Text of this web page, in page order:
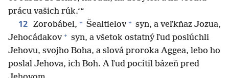
prácu vašich rúk.‘“
12 Zorobábel, + Šealtielov + syn, a veľkňaz Jozua,
Jehocádakov + syn, a všetok ostatný ľud poslúchli
Jehovu, svojho Boha, a slová proroka Aggea, lebo ho
poslal Jehova, ich Boh. A ľud pocítil bázeň pred